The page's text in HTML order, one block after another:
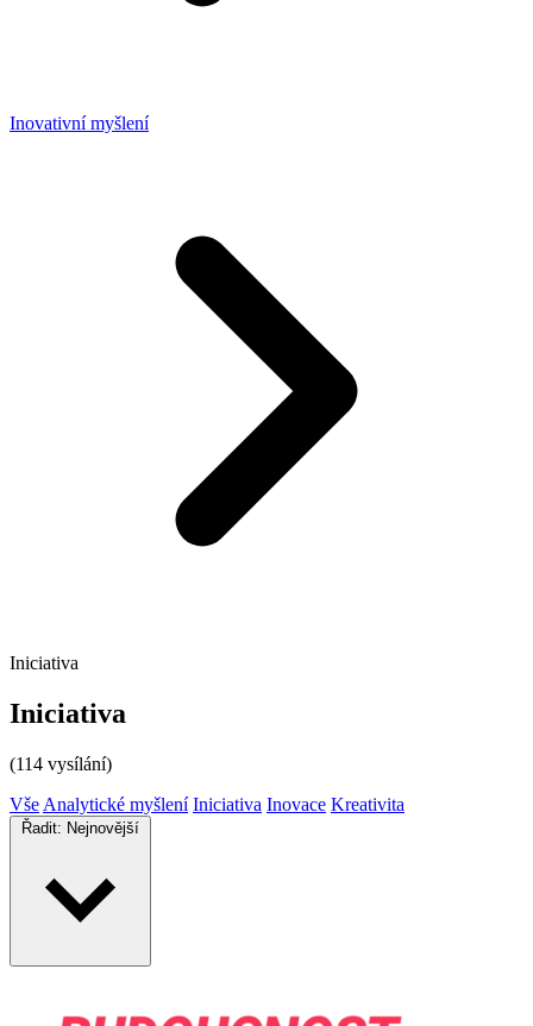
Inovativní myšlení
Iniciativa
Iniciativa
(114 vysílání)
Vše Analytické myšlení Iniciativa Inovace Kreativita
Řadit: Nejnovější